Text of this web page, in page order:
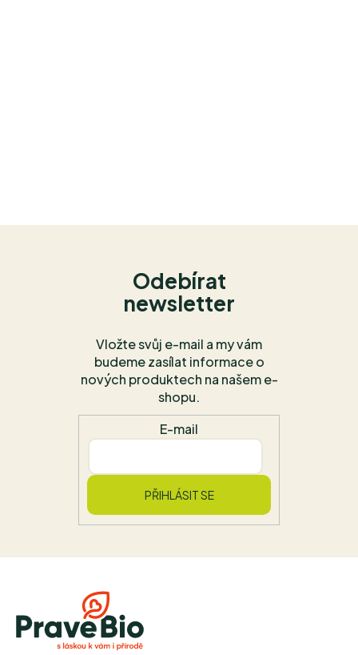
Odebírat
newsletter
Vložte svůj e-mail a my vám
budeme zasílat informace o
nových produktech na našem e-
shopu.
E-mail
PŘIHLÁSIT SE